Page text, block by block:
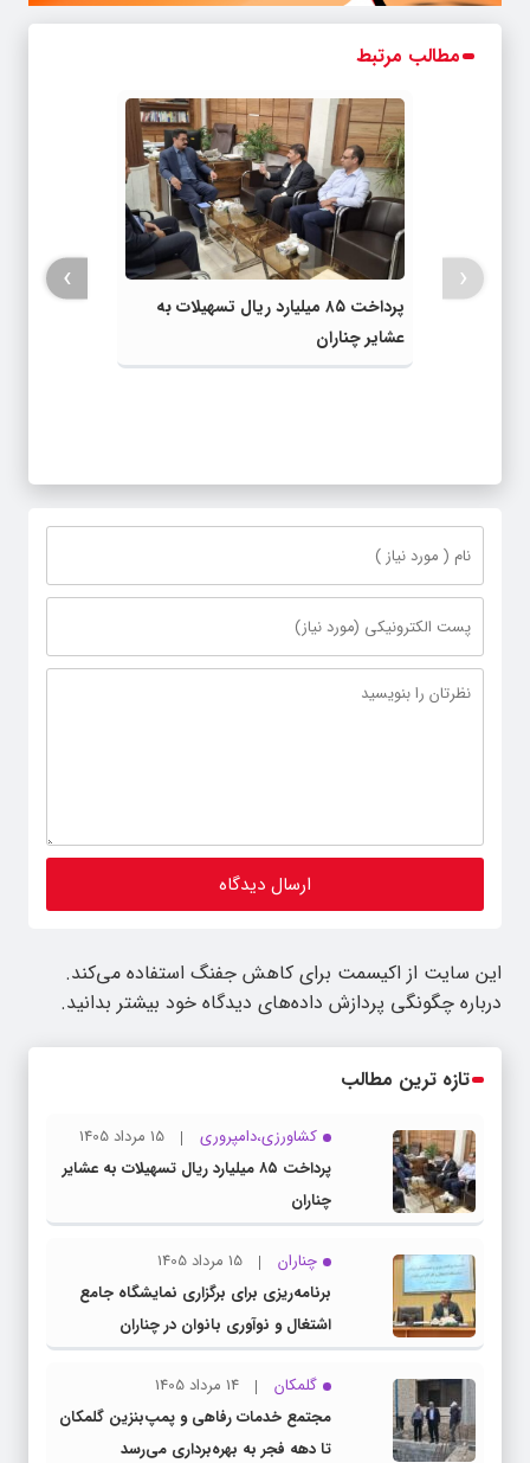
مطالب مرتبط
پرداخت ۸۵ میلیارد ریال تسهیلات به
عشایر چناران
‹
›
این سایت از اکیسمت برای کاهش جفنگ استفاده می‌کند.
درباره چگونگی پردازش داده‌های دیدگاه خود بیشتر بدانید.
تازه ترین مطالب
کشاورزی،دامپروری
15 مرداد 1405
پرداخت ۸۵ میلیارد ریال تسهیلات به عشایر
چناران
چناران
15 مرداد 1405
برنامه‌ریزی برای برگزاری نمایشگاه جامع
اشتغال و نوآوری بانوان در چناران
گلمکان
14 مرداد 1405
مجتمع خدمات رفاهی و پمپ‌بنزین گلمکان
تا دهه فجر به بهره‌برداری می‌رسد